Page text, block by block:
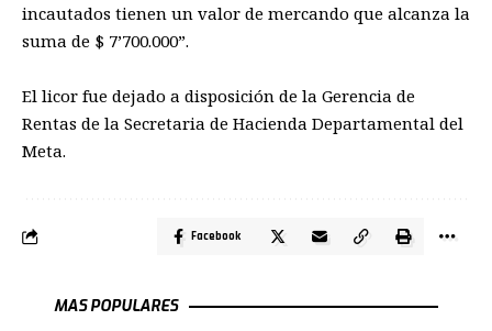
incautados tienen un valor de mercando que alcanza la
suma de $ 7’700.000”.
El licor fue dejado a disposición de la Gerencia de
Rentas de la Secretaria de Hacienda Departamental del
Meta.
Facebook
MAS POPULARES